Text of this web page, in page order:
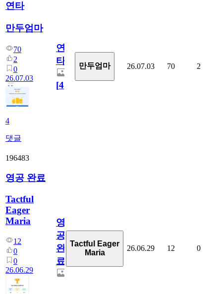
연타
만두엄마
70
2
0
26.07.03
4
댓글
연
타
[4]
만두엄마 26.07.03 70 2
196483
영공 완료
Tactful
Eager
Maria
12
0
0
26.06.29
영
공
완
료
Tactful Eager
Maria
26.06.29 12 0